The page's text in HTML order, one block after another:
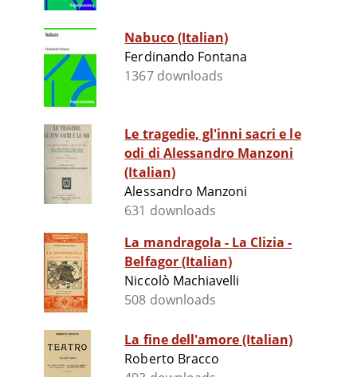
Nabuco (Italian)
Ferdinando Fontana
1367 downloads
Le tragedie, gl'inni sacri e le
odi di Alessandro Manzoni
(Italian)
Alessandro Manzoni
631 downloads
La mandragola - La Clizia -
Belfagor (Italian)
Niccolò Machiavelli
508 downloads
La fine dell'amore (Italian)
Roberto Bracco